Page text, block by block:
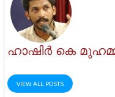
ഹാഷിര്‍ കെ
VIEW ALL POSTS